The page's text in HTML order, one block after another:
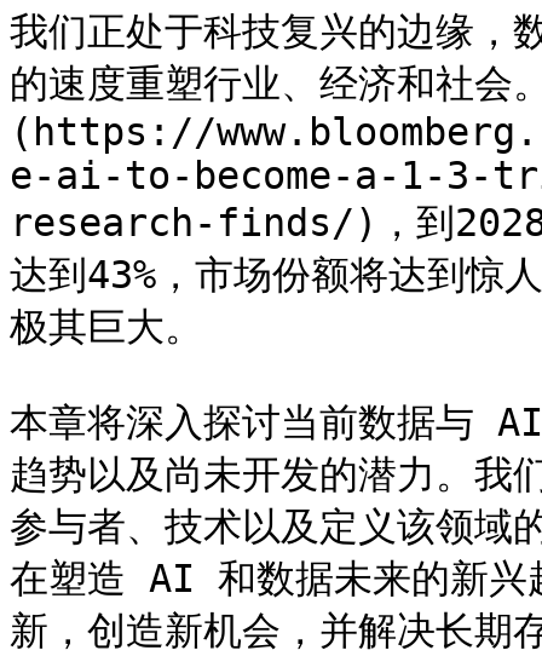
我们正处于科技复兴的边缘，
的速度重塑行业、经济和社
(https://
e-ai-to-become-a-1-3-
research-finds/)，到2028
达到43%，市场份额将达到惊
极其巨大。
本章将深入探讨当前数据与
趋势以及尚未开发的潜力。我
参与者、技术以及定义该领域
在塑造 AI 和数据未来的新兴
新，创造新机会，并解决长期